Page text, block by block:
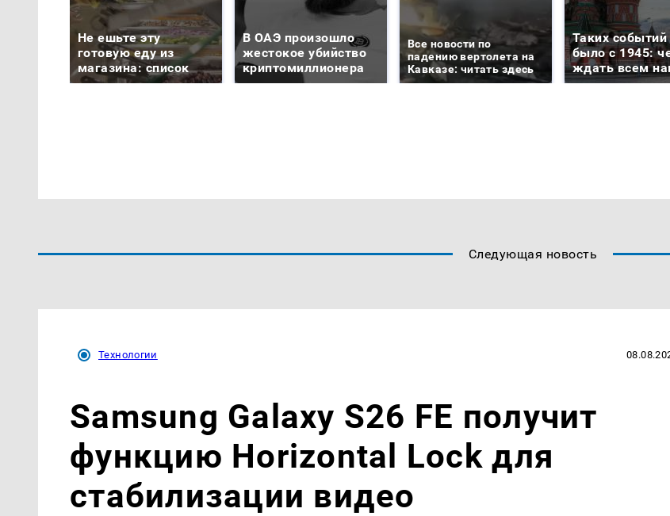
Не ешьте эту
готовую еду из
магазина: список
В ОАЭ произошло
жестокое убийство
криптомиллионера
Все новости по
падению вертолета на
Кавказе: читать здесь
Таких событий
было с 1945:
ждать всем
Следующая новость
Технологии
Samsung Galaxy S26 FE получит
функцию Horizontal Lock для
стабилизации видео